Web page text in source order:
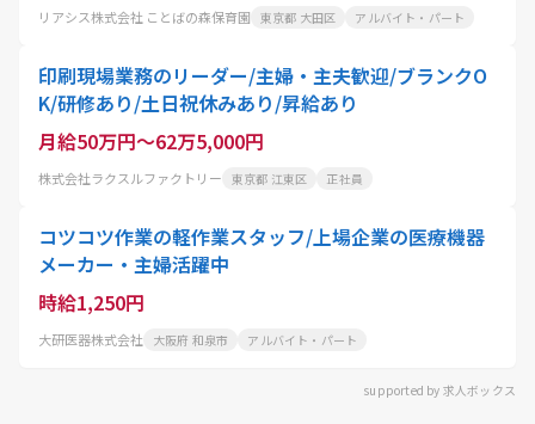
リアシス株式会社 ことばの森保育園 東京都 大田区 アルバイト・パート
印刷現場業務のリーダー/主婦・主夫歓迎/ブランクO
K/研修あり/土日祝休みあり/昇給あり
月給50万円～62万5,000円
株式会社ラクスルファクトリー 東京都 江東区 正社員
コツコツ作業の軽作業スタッフ/上場企業の医療機器
メーカー・主婦活躍中
時給1,250円
大研医器株式会社 大阪府 和泉市 アルバイト・パート
supported by 求人ボックス